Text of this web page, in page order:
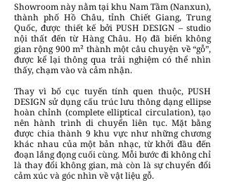
Showroom này nằm tại khu Nam Tầm (Nanxun),
thành phố Hồ Châu, tỉnh Chiết Giang, Trung
Quốc, được thiết kế bởi PUSH DESIGN – studio
nội thất đến từ Hàng Châu. Họ đã biến không
gian rộng 900 m² thành một câu chuyện về “gỗ”,
được kể lại thông qua trải nghiệm có thể nhìn
thấy, chạm vào và cảm nhận.
Thay vì bố cục tuyến tính quen thuộc, PUSH
DESIGN sử dụng cấu trúc lưu thông dạng ellipse
hoàn chỉnh (complete elliptical circulation), tạo
nên hành trình di chuyển liên tục. Mặt bằng
được chia thành 9 khu vực như những chương
khác nhau của một bản nhạc, từ khởi đầu đến
đoạn lắng đọng cuối cùng. Mỗi bước đi không chỉ
là thay đổi không gian, mà còn là sự chuyển đổi
cảm xúc và góc nhìn về vật liệu gỗ.